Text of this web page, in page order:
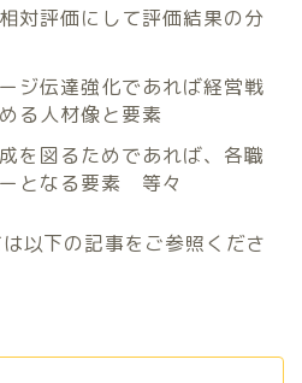
対評価にして評価結果の分
ジ伝達強化であれば経営戦
る人材像と要素
を図るためであれば、各職
となる要素 等々
以下の記事をご参照くださ